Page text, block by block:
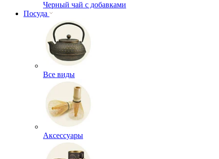
Черный чай с добавками
Посуда
Все виды
Аксессуары